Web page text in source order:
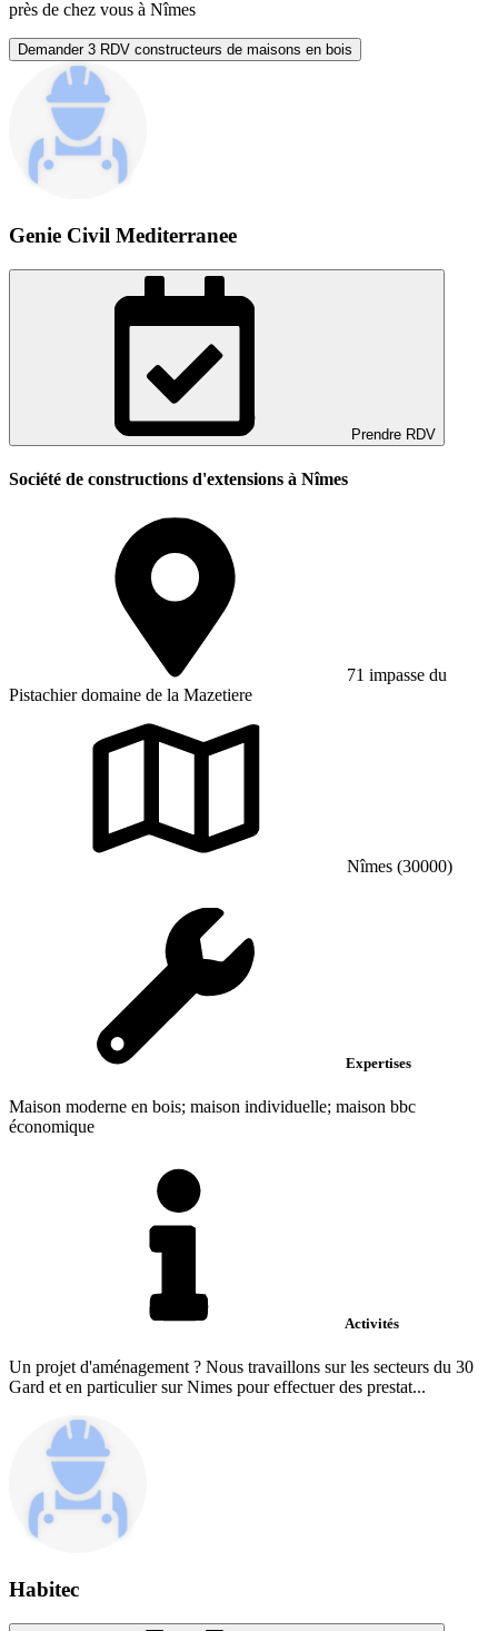
près de chez vous à Nîmes
Demander 3 RDV constructeurs de maisons en bois
Genie Civil Mediterranee
Prendre RDV
Société de constructions d'extensions à Nîmes
71 impasse du
Pistachier domaine de la Mazetiere
Nîmes (30000)
Expertises
Maison moderne en bois; maison individuelle; maison bbc
économique
Activités
Un projet d'aménagement ? Nous travaillons sur les secteurs du 30
Gard et en particulier sur Nimes pour effectuer des prestat...
Habitec